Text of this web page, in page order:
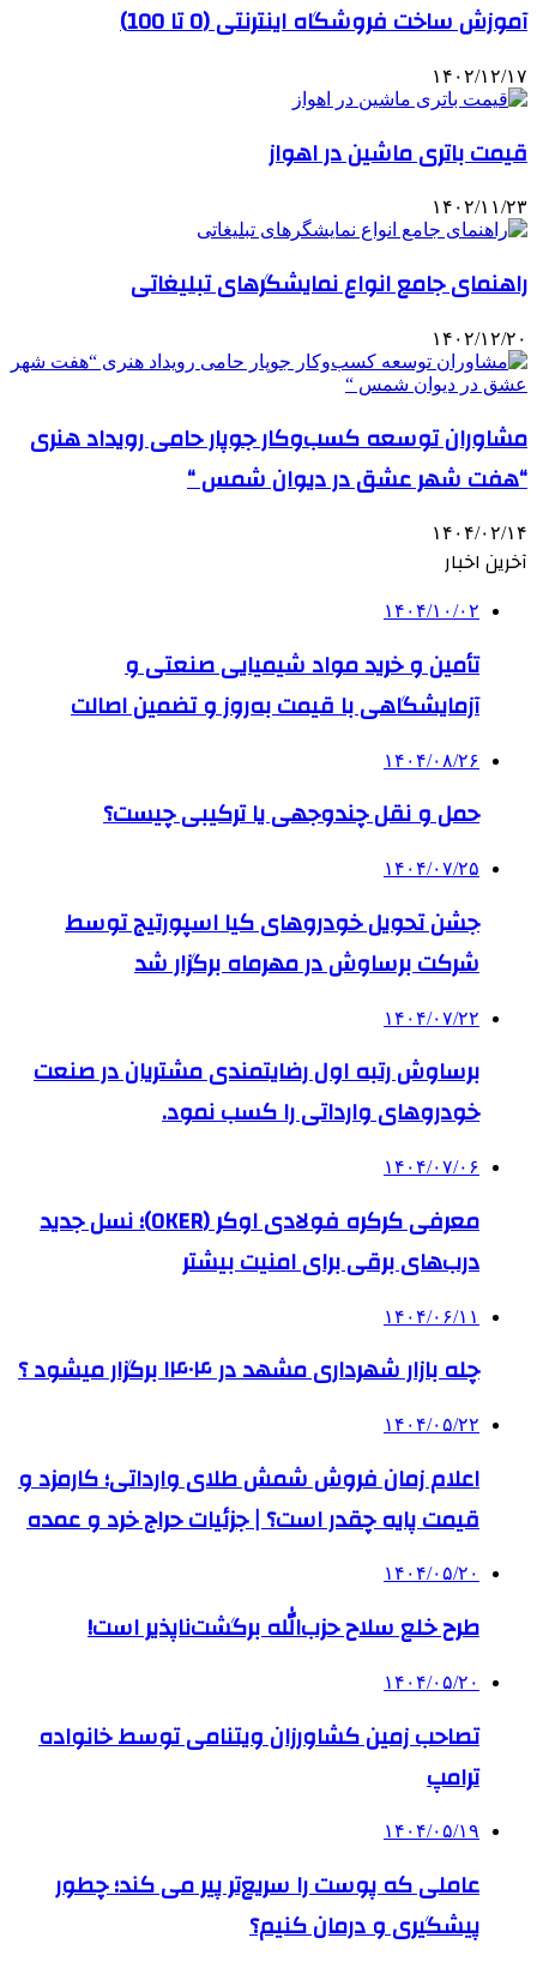
آموزش ساخت فروشگاه اینترنتی (0 تا 100)
۱۴۰۲/۱۲/۱۷
قیمت باتری ماشین در اهواز
۱۴۰۲/۱۱/۲۳
راهنمای جامع انواع نمایشگرهای تبلیغاتی
۱۴۰۲/۱۲/۲۰
مشاوران توسعه کسب‌وکار جوپار حامی رویداد هنری
“هفت شهر عشق در دیوان شمس “
۱۴۰۴/۰۲/۱۴
آخرین اخبار
۱۴۰۴/۱۰/۰۲
تأمین و خرید مواد شیمیایی صنعتی و
آزمایشگاهی با قیمت به‌روز و تضمین اصالت
۱۴۰۴/۰۸/۲۶
حمل و نقل چندوجهی یا ترکیبی چیست؟
۱۴۰۴/۰۷/۲۵
جشن تحویل خودروهای کیا اسپورتیج توسط
شرکت برساوش در مهرماه برگزار شد
۱۴۰۴/۰۷/۲۲
برساوش رتبه اول رضایتمندی مشتریان در صنعت
خودروهای وارداتی را کسب نمود.
۱۴۰۴/۰۷/۰۶
معرفی کرکره فولادی اوکر (OKER)؛ نسل جدید
درب‌های برقی برای امنیت بیشتر
۱۴۰۴/۰۶/۱۱
چله بازار شهرداری مشهد در ۱۴۰۴ برگزار میشود ؟
۱۴۰۴/۰۵/۲۲
اعلام زمان فروش شمش طلای وارداتی؛ کارمزد و
قیمت پایه چقدر است؟ | جزئیات حراج خرد و عمده
۱۴۰۴/۰۵/۲۰
طرح خلع سلاح حزب‌الله برگشت‌ناپذیر است!
۱۴۰۴/۰۵/۲۰
تصاحب زمین کشاورزان ویتنامی توسط خانواده
ترامپ
۱۴۰۴/۰۵/۱۹
عاملی که پوست را سریع‌تر پیر می کند؛ چطور
پیشگیری و درمان کنیم؟